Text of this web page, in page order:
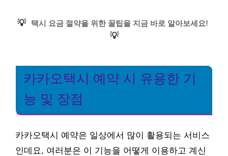
💡 택시 요금 절약을 위한 꿀팁을 지금 바로 알아보세요!
💡
카카오택시 예약 시 유용한 기
능 및 장점
카카오택시 예약은 일상에서 많이 활용되는 서비스
인데요, 여러분은 이 기능을 어떻게 이용하고 계신